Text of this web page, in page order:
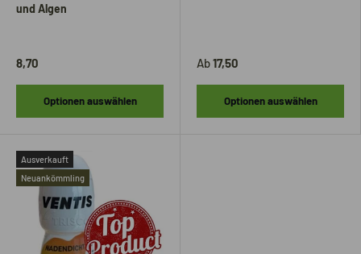
und Algen
8,70
Optionen auswählen
Ab17,50
Optionen auswählen
Ausverkauft
Neuankömmling